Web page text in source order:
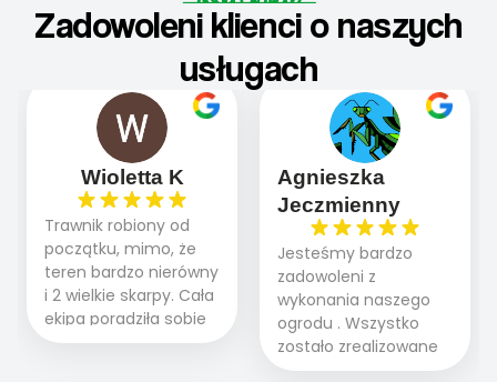
Zadowoleni klienci o naszych
usługach
Wioletta K
Trawnik robiony od
początku, mimo, że
teren bardzo nierówny
i 2 wielkie skarpy. Cała
ekipa poradziła sobie
WSPANIALE od
Agnieszka
Jeczmienny
Jesteśmy bardzo
zadowoleni z
wykonania naszego
ogrodu . Wszystko
zostało zrealizowane
fachowo, rzetelnie i